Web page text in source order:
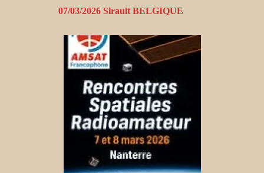
07/03/2026 Sirault BELGIQUE